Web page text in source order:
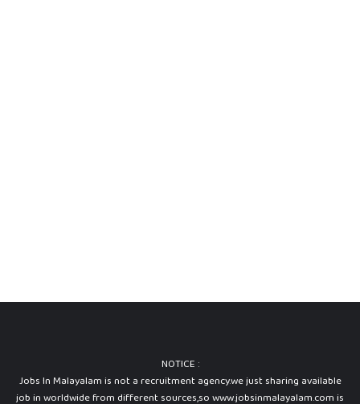
NOTICE :
Jobs In Malayalam is not a recruitment agency.we just sharing available
job in worldwide from different sources,so www.jobsinmalayalam.com is